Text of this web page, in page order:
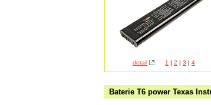
detail 1 | 2 | 3 | 4
Baterie T6 power Texas